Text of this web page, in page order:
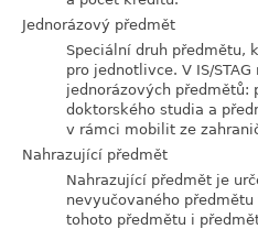
Jednorázový předmět
Speciální druh předmětu,
pro jednotlivce. V IS/
jednorázových předmětů:
doktorského studia a
v rámci mobilit ze
Nahrazující předmět
Nahrazující předmět je
nevyučovaného
tohoto předmětu i